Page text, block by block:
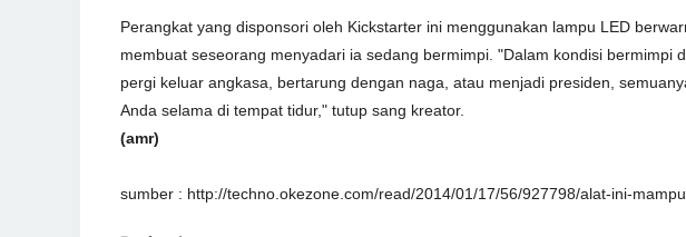
Perangkat yang disponsori oleh Kickstarter ini menggunakan lampu LED
membuat seseorang menyadari ia sedang bermimpi. "Dalam kondisi bermimpi
pergi keluar angkasa, bertarung dengan naga, atau menjadi presiden,
Anda selama di tempat tidur," tutup sang kreator.
(amr)
sumber : http://techno.okezone.com/read/2014/01/17/56/927798/alat-ini-